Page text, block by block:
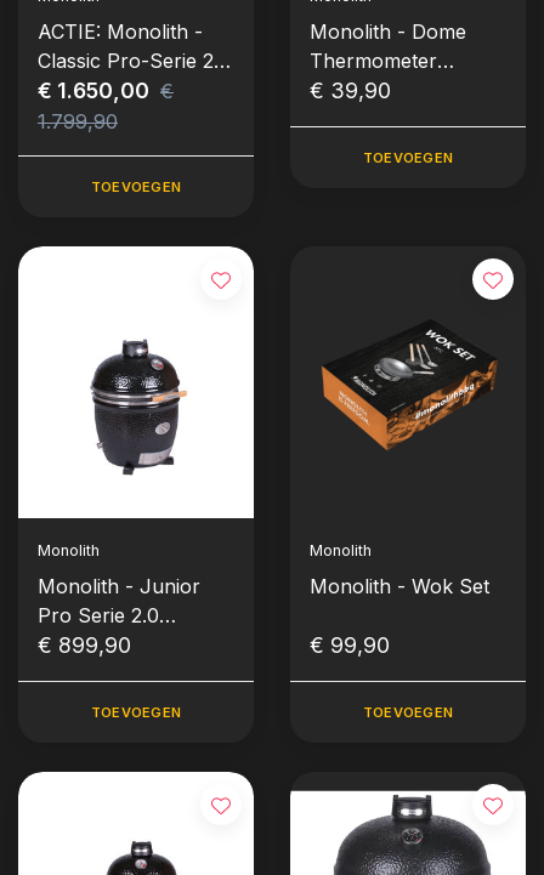
ACTIE: Monolith -
Classic Pro-Serie 2.0
Kamado - Zwart
excl. Onderstel &
€ 1.650,00 €
1.799,90
TOEVOEGEN
Monolith - Dome
Thermometer
Analoog (Large
LeChef)
€ 39,90
TOEVOEGEN
Monolith
Monolith - Junior
Pro Serie 2.0
Kamado - Zwart
€ 899,90
TOEVOEGEN
Monolith
Monolith - Wok Set
€ 99,90
TOEVOEGEN